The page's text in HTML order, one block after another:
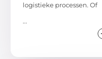
logistieke processen. Of
...